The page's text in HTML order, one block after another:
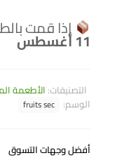
إذا قمت
11 أغسطس
التصنيفات: الأطعمة
الوسم: fruits sec
أفضل وجهات التسوق